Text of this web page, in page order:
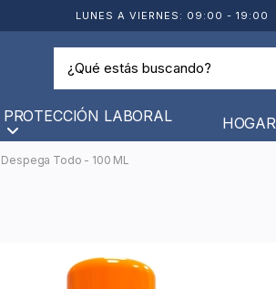
LUNES A VIERNES: 09:00 - 19:00
PROTECCIÓN LABORAL HOGAR
Todo - 100 ML